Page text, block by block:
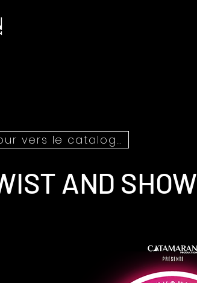
Retour vers le catalogue
AND SHOW